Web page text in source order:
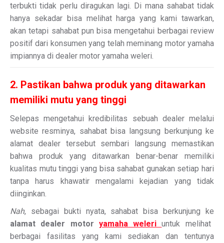
terbukti tidak perlu diragukan lagi. Di mana sahabat tidak
hanya sekadar bisa melihat harga yang kami tawarkan,
akan tetapi sahabat pun bisa mengetahui berbagai review
positif dari konsumen yang telah meminang motor yamaha
impiannya di dealer motor yamaha weleri.
2. Pastikan bahwa produk yang ditawarkan
memiliki mutu yang tinggi
Selepas mengetahui kredibilitas sebuah dealer melalui
website resminya, sahabat bisa langsung berkunjung ke
alamat dealer tersebut sembari langsung memastikan
bahwa produk yang ditawarkan benar-benar memiliki
kualitas mutu tinggi yang bisa sahabat gunakan setiap hari
tanpa harus khawatir mengalami kejadian yang tidak
diinginkan.
Nah, sebagai bukti nyata, sahabat bisa berkunjung ke
alamat dealer motor yamaha weleriuntuk melihat
berbagai fasilitas yang kami sediakan dan tentunya